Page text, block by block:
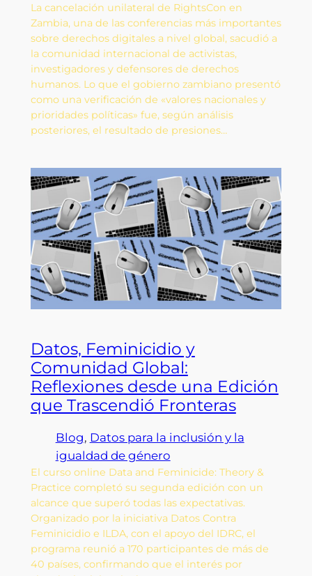
La cancelación unilateral de RightsCon en
Zambia, una de las conferencias más importantes
sobre derechos digitales a nivel global, sacudió a
la comunidad internacional de activistas,
investigadores y defensores de derechos
humanos. Lo que el gobierno zambiano presentó
como una verificación de «valores nacionales y
prioridades políticas» fue, según análisis
posteriores, el resultado de presiones…
Datos, Feminicidio y
Comunidad Global:
Reflexiones desde una Edición
que Trascendió Fronteras
Blog, Datos para la inclusión y la
igualdad de género
El curso online Data and Feminicide: Theory &
Practice completó su segunda edición con un
alcance que superó todas las expectativas.
Organizado por la iniciativa Datos Contra
Feminicidio e ILDA, con el apoyo del IDRC, el
programa reunió a 170 participantes de más de
40 países, confirmando que el interés por